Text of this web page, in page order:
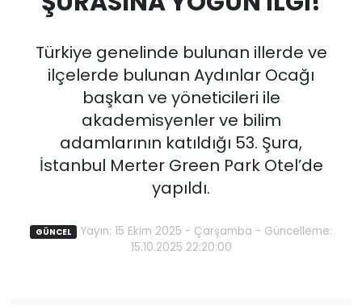
Türkiye genelinde bulunan illerde ve
ilçelerde bulunan Aydınlar Ocağı
başkan ve yöneticileri ile
akademisyenler ve bilim
adamlarının katıldığı 53. Şura,
İstanbul Merter Green Park Otel’de
yapıldı.
GÜNCEL Yayın: 15 Ekim 2025 - Çarşamba - Güncelleme:
15.10.2025 22:20:00